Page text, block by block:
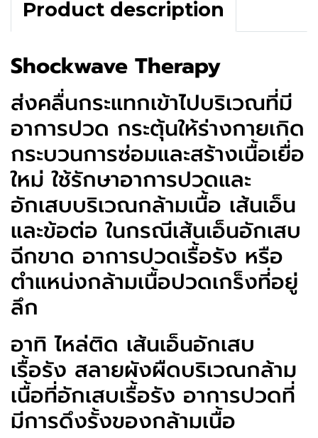
Product description
Shockwave Therapy
ส่งคลื่นกระแทกเข้าไปบริเวณที่มี
อาการปวด กระตุ้นให้ร่างกายเกิด
กระบวนการซ่อมและสร้างเนื้อเยื่อ
ใหม่ใช้รักษาอาการปวดและ
อักเสบบริเวณกล้ามเนื้อ เส้นเอ็น
และข้อต่อ ในกรณีเส้นเอ็นอักเสบ
ฉีกขาด อาการปวดเรื้อรัง หรือ
ตำแหน่งกล้ามเนื้อปวดเกร็งที่อยู่
ลึก
อาทิ ไหล่ติด เส้นเอ็นอักเสบ
เรื้อรัง สลายผังผืดบริเวณกล้าม
เนื้อที่อักเสบเรื้อรัง อาการปวดที่
มีการดึงรั้งของกล้ามเนื้อ